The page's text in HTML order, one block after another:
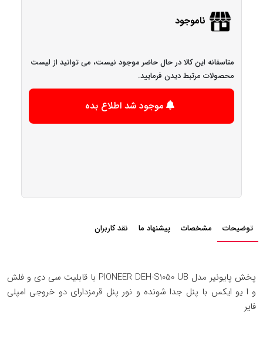
ناموجود
متاسفانه این کالا در حال حاضر موجود نیست، می توانید از لیست
محصولات مرتبط دیدن فرمایید.
موجود شد اطلاع بده
توضیحات مشخصات پیشنهاد ما نقد کاربران
پخش پایونیر مدل PIONEER DEH-S1050 UB با قابلیت سی دی و فلش
و ا یو ایکس با پنل جدا شونده و نور پنل قرمزدارای دو خروجی امپلی
فایر